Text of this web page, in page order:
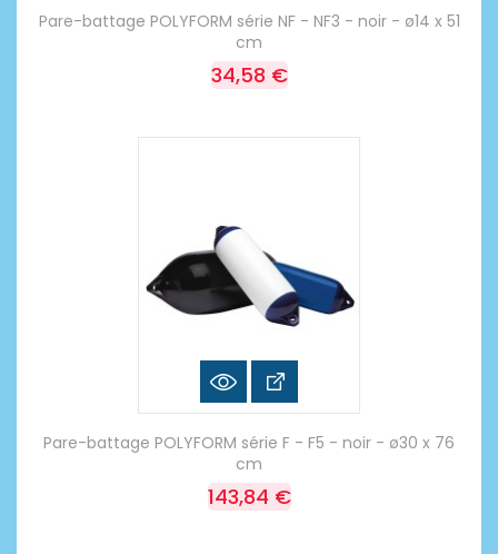
Pare-battage POLYFORM série NF - NF3 - noir - ø14 x 51
cm
34,58 €
Pare-battage POLYFORM série F - F5 - noir - ø30 x 76
cm
143,84 €